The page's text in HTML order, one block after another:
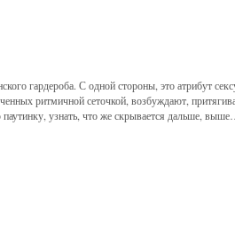
гардероба. С одной стороны, это атрибут
ритмичной сеточкой, возбуждают,
узнать, что же скрывается дальше, выше…